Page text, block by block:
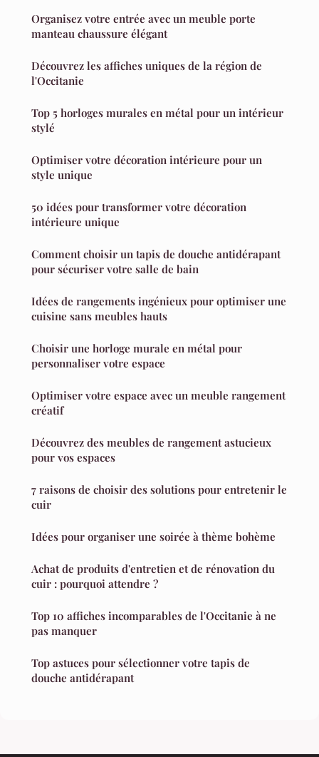
Organisez votre entrée avec un meuble porte
manteau chaussure élégant
Découvrez les affiches uniques de la région de
l'Occitanie
Top 5 horloges murales en métal pour un intérieur
stylé
Optimiser votre décoration intérieure pour un
style unique
50 idées pour transformer votre décoration
intérieure unique
Comment choisir un tapis de douche antidérapant
pour sécuriser votre salle de bain
Idées de rangements ingénieux pour optimiser une
cuisine sans meubles hauts
Choisir une horloge murale en métal pour
personnaliser votre espace
Optimiser votre espace avec un meuble rangement
créatif
Découvrez des meubles de rangement astucieux
pour vos espaces
7 raisons de choisir des solutions pour entretenir le
cuir
Idées pour organiser une soirée à thème bohème
Achat de produits d'entretien et de rénovation du
cuir : pourquoi attendre ?
Top 10 affiches incomparables de l'Occitanie à ne
pas manquer
Top astuces pour sélectionner votre tapis de
douche antidérapant